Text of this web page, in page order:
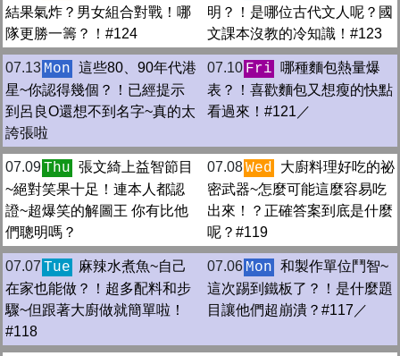
結果氣炸？男女組合對戰！哪
隊更勝一籌？！#124
明？！是哪位古代文人呢？國
文課本沒教的冷知識！#123
07.13 Mon 這些80、90年代港
星~你認得幾個？！已經提示
到呂良O還想不到名字~真的太
誇張啦
07.10 Fri
哪種麵包熱量爆
表？！喜歡麵包又想瘦的快點
看過來！#121／
07.09Thu 張文綺上益智節目
~絕對笑果十足！連本人都認
證~超爆笑的解圖王 你有比他
們聰明嗎？
07.08Wed
大廚料理好吃的祕
密武器~怎麼可能這麼容易吃
出來！？正確答案到底是什麼
呢？#119
07.07 Tue
麻辣水煮魚~自己
在家也能做？！超多配料和步
驟~但跟著大廚做就簡單啦！
#118
07.06 Mon 和製作單位鬥智~
這次踢到鐵板了？！是什麼題
目讓他們超崩潰？#117／